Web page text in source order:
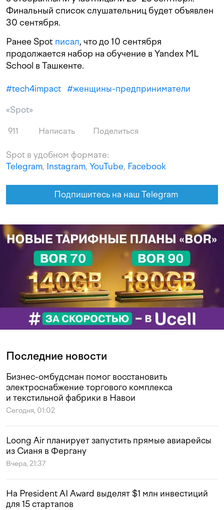
Финальный список слушательниц будет объявлен
30 сентября.
Ранее Spot писал, что до 10 сентября
продолжается набор на обучение в Yandex ML
School в Ташкенте.
#tech4impact #женщины-предприниматели
«Spot»
911 Написать Поделиться
Spot в удобном формате:
Telegram, Instagram, YouTube, Facebook
Подпишитесь на наш Telegram
Последние новости
Бизнес-омбудсман помог восстановить
электроснабжение торгового комплекса
и текстильной фабрики в Навои
Сегодня, 01:02
Loong Air планирует запустить прямые авиарейсы
из Сианя в Фергану
Вчера, 21:37
На President AI Award выделят $1 млн инвестиций
для 15 стартапов